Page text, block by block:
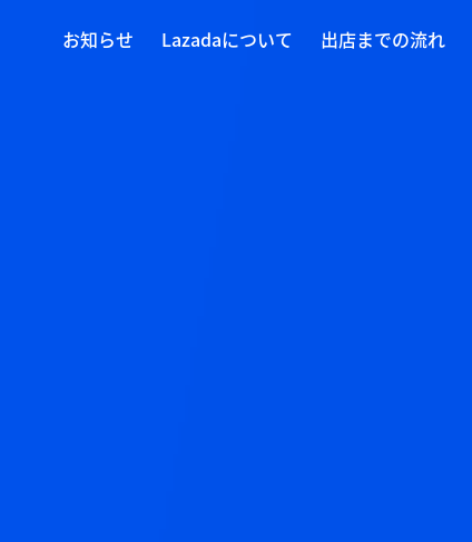
お知らせ Lazadaについて 出店までの流れ